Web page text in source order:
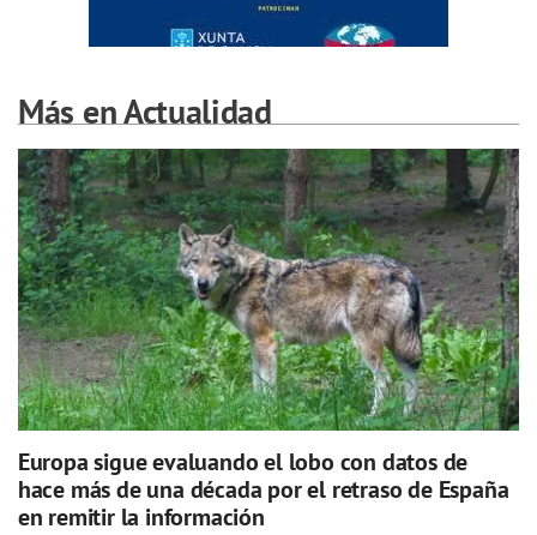
Más en Actualidad
Europa sigue evaluando el lobo con datos de
hace más de una década por el retraso de España
en remitir la información